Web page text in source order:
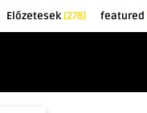
Előzetesek(278) featured